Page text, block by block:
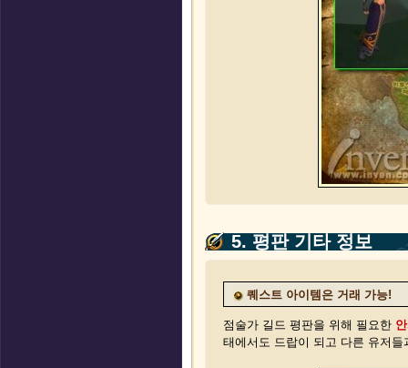
5. 평판 기타 정보
퀘스트 아이템은 거래 가능!
점술가 길드 평판을 위해 필요한
태에서도 드랍이 되고 다른 유저